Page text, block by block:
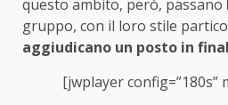
questo ambito, però, passano
gruppo, con il loro stile
aggiudicano un posto in
[jwplayer config=”180s”